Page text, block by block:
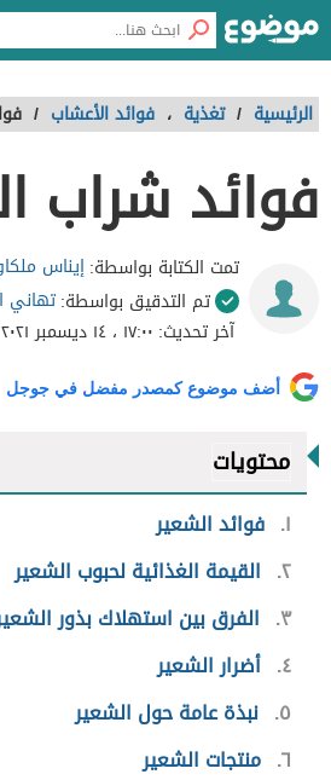
الرئيسية / تغذية ، فوائد الأعشاب /
فوائد شراب
تمت الكتابة بواسطة:إيناس
تم التدقيق بواسطة:تهاني
آخر تحديث: ١٧:٠٠ ، ١٤ ديسمبر ٢٠٢١
أضف موضوع كمصدر مفضل في جوجل
محتويات
١ فوائد الشعير
٢ القيمة الغذائية لحبوب الشعير
٣
الفرق بين استهلاك بذور
٤ أضرار الشعير
٥ نبذة عامة حول الشعير
٦ منتجات الشعير